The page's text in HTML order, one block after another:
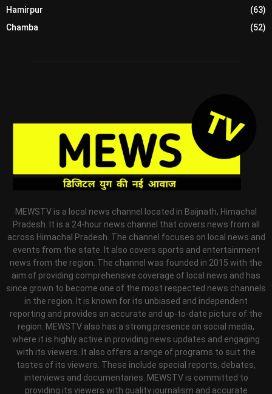
Hamirpur
(63)
Chamba
(52)
MEWSTV is a local news channel located in Baijnath, Himachal
Pradesh. It is a 24-hour news channel that covers news from all
across Himachal Pradesh. The channel focuses on local news and
events from the state. It also covers sports and entertainment
news from the region. The channel was founded in 2015 with the
aim of providing comprehensive coverage of local news and has
since grown to become one of the most respected news channels
in the region. It is known for its unbiased and independent
reporting and provides an accurate and up-to-date picture of the
region. MEWSTV also has a strong presence on social media,
where it is highly active in providing news updates and engaging
with its viewers. It also offers a range of programs to suit the
tastes of its viewers. These include special reports, debates,
interviews and documentaries. MEWSTV is committed to
providing its viewers with quality journalism and accurate